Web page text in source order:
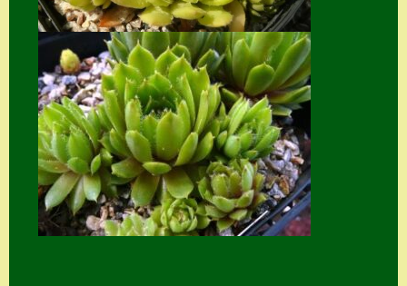
suche
Semps von A – Z
Shop
Suche
Sue Thomas
Translator
Versand